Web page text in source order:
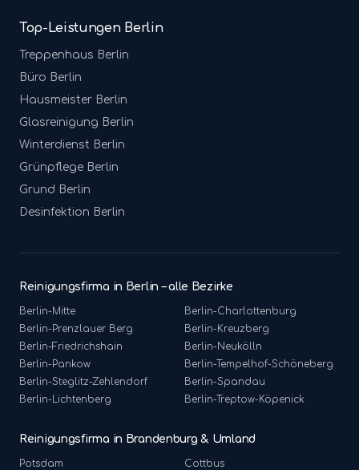
Top-Leistungen Berlin
Treppenhaus Berlin
Büro Berlin
Hausmeister Berlin
Glasreinigung Berlin
Winterdienst Berlin
Grünpflege Berlin
Grund Berlin
Desinfektion Berlin
Reinigungsfirma in Berlin – alle Bezirke
Berlin-Mitte Berlin-Charlottenburg
Berlin-Prenzlauer Berg Berlin-Kreuzberg
Berlin-Friedrichshain Berlin-Neukölln
Berlin-Pankow Berlin- Tempelhof-Schöneberg
Berlin-Steglitz-Zehlendorf Berlin-Spandau
Berlin- Lichtenberg Berlin- Treptow-Köpenick
Reinigungsfirma in Brandenburg & Umland
Potsdam
Cottbus